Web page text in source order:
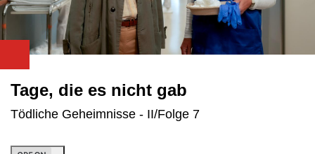
Tage, die es nicht gab
Tödliche Geheimnisse - II/Folge 7